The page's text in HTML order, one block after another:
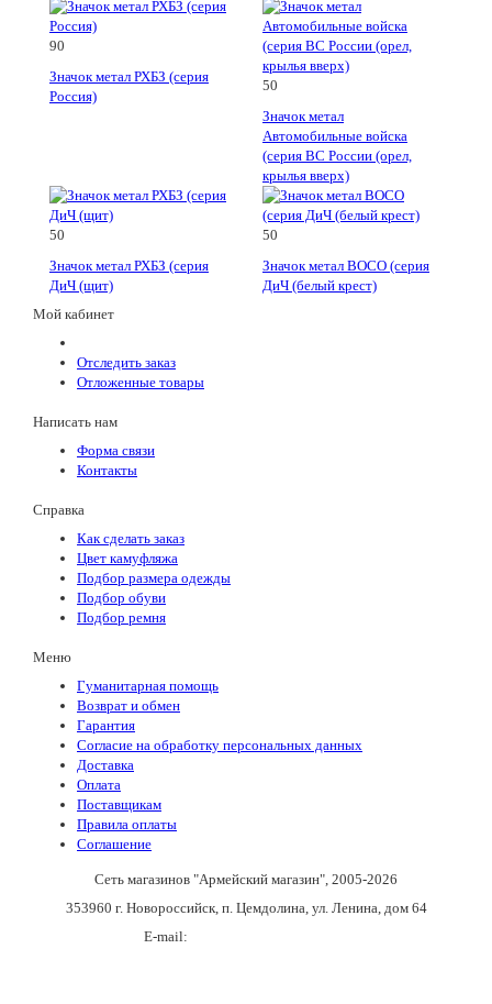
90
Значок метал РХБЗ (серия
Россия)
50
Значок метал
Автомобильные войска
(серия ВС России (орел,
крылья вверх)
50
Значок метал РХБЗ (серия
ДиЧ (щит)
50
Значок метал ВОСО (серия
ДиЧ (белый крест)
Мой кабинет
Отследить заказ
Отложенные товары
Написать нам
Форма связи
Контакты
Справка
Как сделать заказ
Цвет камуфляжа
Подбор размера одежды
Подбор обуви
Подбор ремня
Меню
Гуманитарная помощь
Возврат и обмен
Гарантия
Согласие на обработку персональных данных
Доставка
Оплата
Поставщикам
Правила оплаты
Соглашение
Сеть магазинов "Армейский магазин" , 2005-2026
353960 г. Новороссийск, п. Цемдолина, ул. Ленина, дом 64
E-mail: